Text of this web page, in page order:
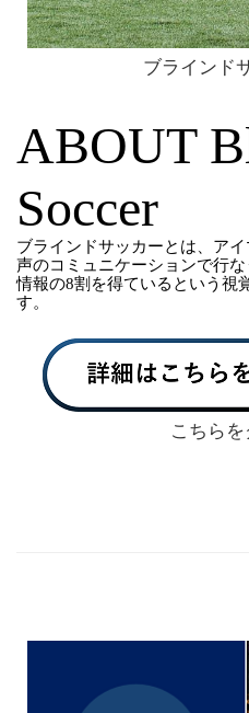
ブラインド
ABOUT
Soccer
ブラインドサッカーとは、ア
声のコミュニケーションで行な
情報の8割を得ているという視
す。
こちら